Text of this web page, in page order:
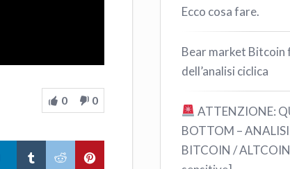
0 0
Ecco cosa fare.
Bear market Bitcoin
dell’analisi ciclica
ATTENZIONE:
BOTTOM –
BITCOIN /